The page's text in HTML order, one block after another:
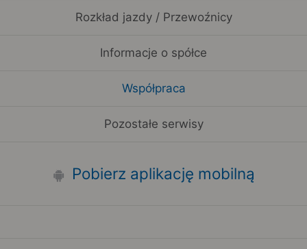
Rozkład jazdy / Przewoźnicy
Informacje o spółce
Współpraca
Pozostałe serwisy
Pobierz aplikację mobilną